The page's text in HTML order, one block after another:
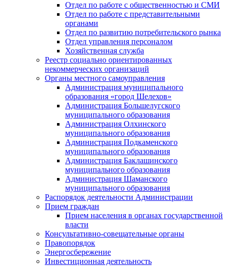
Отдел по работе с общественностью и СМИ
Отдел по работе с представительными
органами
Отдел по развитию потребительского рынка
Отдел управления персоналом
Хозяйственная служба
Реестр социально ориентированных
некоммерческих организаций
Органы местного самоуправления
Администрация муниципального
образования «город Шелехов»
Администрация Большелугского
муниципального образования
Администрация Олхинского
муниципального образования
Администрация Подкаменского
муниципального образования
Администрация Баклашинского
муниципального образования
Администрация Шаманского
муниципального образования
Распорядок деятельности Администрации
Прием граждан
Прием населения в органах государственной
власти
Консультативно-совещательные органы
Правопорядок
Энергосбережение
Инвестиционная деятельность